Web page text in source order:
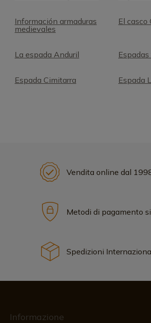
Información armaduras
medievales
El casco
La espada Anduril
Espada Cimitarra Espada
Vendita online dal
Metodi di pagamento
Spedizioni
Informazione